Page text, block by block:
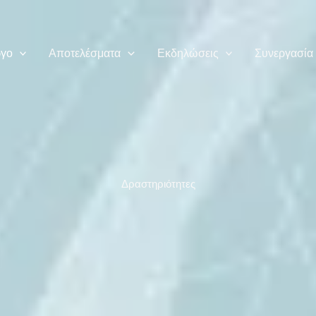
Αποτελέσματα Εκδηλώσεις Συνεργασία
Δραστηριότητες